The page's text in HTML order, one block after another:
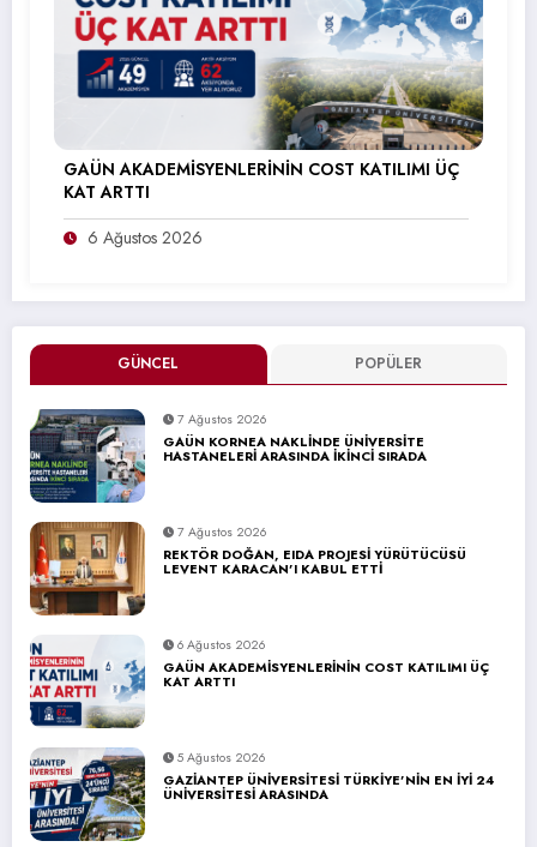
GÜNCEL POPÜLER
7 Ağustos 2026
GAÜN KORNEA NAKLİNDE ÜNİVERSİTE
HASTANELERİ ARASINDA İKİNCİ SIRADA
7 Ağustos 2026
REKTÖR DOĞAN, EIDA PROJESİ YÜRÜTÜCÜSÜ
LEVENT KARACAN’I KABUL ETTİ
6 Ağustos 2026
GAÜN AKADEMİSYENLERİNİN COST KATILIMI ÜÇ
KAT ARTTI
5 Ağustos 2026
GAZİANTEP ÜNİVERSİTESİ TÜRKİYE’NİN EN İYİ 24
ÜNİVERSİTESİ ARASINDA
GAÜN AKADEMİSYENLERİNİN COST KATILIMI ÜÇ
KAT ARTTI
6 Ağustos 2026